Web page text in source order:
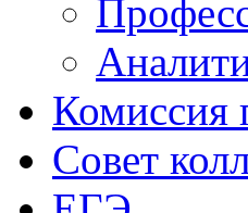
Комиссия
Совет